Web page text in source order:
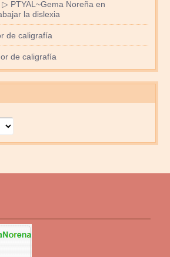
PTYAL~Gema Noreña en
la dislexia
de caligrafía
de caligrafía